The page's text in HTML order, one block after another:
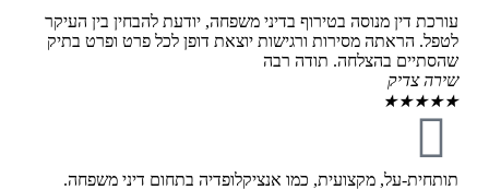
עורכת דין מנוסה בטירוף בדיני משפחה, יודעת להבחין בין העיקר
לטפל. הראתה מסירות ורגישות יוצאת דופן לכל פרט ופרט בתיק
שהסתיים בהצלחה. תודה רבה
שירה צדיק
★
★
★
★
★
תותחית-על, מקצועית, כמו אנציקלופדיה בתחום דיני משפחה.